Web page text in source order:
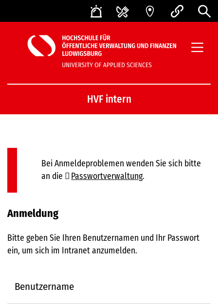
HVF intern
Bei Anmeldeproblemen wenden Sie sich bitte
an die
Passwortverwaltung.
Anmeldung
Bitte geben Sie Ihren Benutzernamen und Ihr Passwort
ein, um sich im Intranet anzumelden.